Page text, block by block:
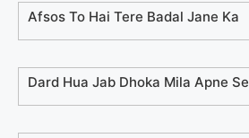
Afsos To Hai Tere Badal Jane Ka
Dard Hua Jab Dhoka Mila Apne Se